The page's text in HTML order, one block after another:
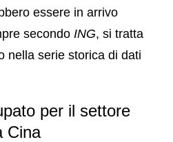
essere in arrivo
secondo ING, si tratta
nella serie storica di dati
per il settore
Cina